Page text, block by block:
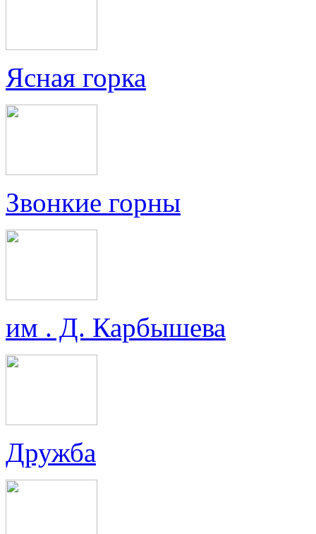
Ясная горка
Звонкие горны
им . Д. Карбышева
Дружба